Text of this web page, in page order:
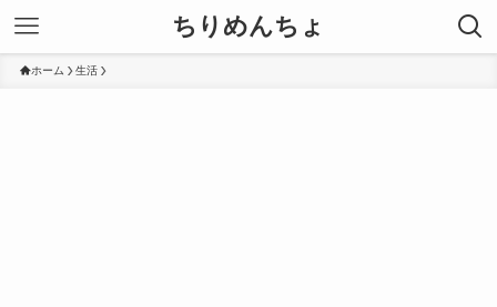
ちりめんちょ
ホーム 生活